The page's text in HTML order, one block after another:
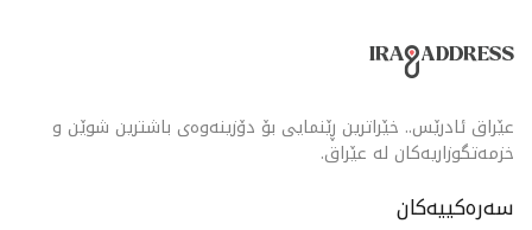
عێراق ئادرێس.. خێراترین ڕێنمایی بۆ دۆزینەوەی باشترین شوێن و
خزمەتگوزاریەکان لە عێراق.
سەرەکییەکان